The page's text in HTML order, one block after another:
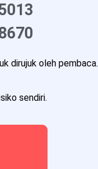
dirujuk oleh pembaca.
sendiri.